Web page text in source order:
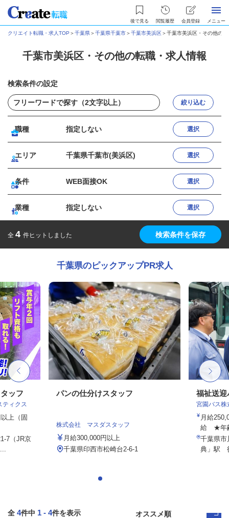
後で見る 閲覧履歴 会員登録 メニュー
クリエイト転職・求人TOP ＞千葉県＞千葉県千葉市＞千葉市美浜区＞千葉市美浜区・その他の
千葉市美浜区・その他の転職・求人情報
検索条件の設定
絞り込む
職種 指定しない 選択
エリア 千葉県千葉市(美浜区) 選択
条件 WEB面接OK 選択
業種 指定しない 選択
全 4 件ヒットしました 検索条件を保存
千葉県のピックアップPR求人
ッフ
ティクス
上（固
7（JR京
パンの仕分けスタッフ
株式会社 マスダスタッフ
月給300,000円以上
千葉県印西市松崎台2-6-1
福祉送迎
宮園バス株
月給
給 ★年
千葉県市
典」駅
全 4件中 1 - 4件を表示